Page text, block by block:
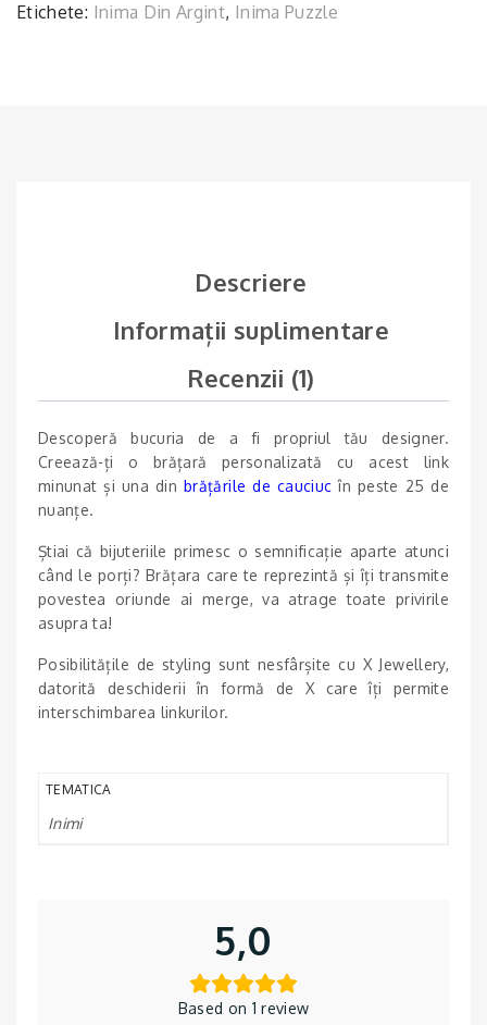
Etichete: Inima Din Argint, Inima Puzzle
Descriere
Informații suplimentare
Recenzii (1)
Descoperă bucuria de a fi propriul tău designer.
Creează-ți o brățară personalizată cu acest link
minunat și una dinbrățările de cauciuc în peste 25 de
nuanțe.
Știai că bijuteriile primesc o semnificație aparte atunci
când le porți? Brățara care te reprezintă și îți transmite
povestea oriunde ai merge, va atrage toate privirile
asupra ta!
Posibilitățile de styling sunt nesfârșite cu X Jewellery,
datorită deschiderii în formă de X care îți permite
interschimbarea linkurilor.
TEMATICA
Inimi
5,0
Based on 1 review